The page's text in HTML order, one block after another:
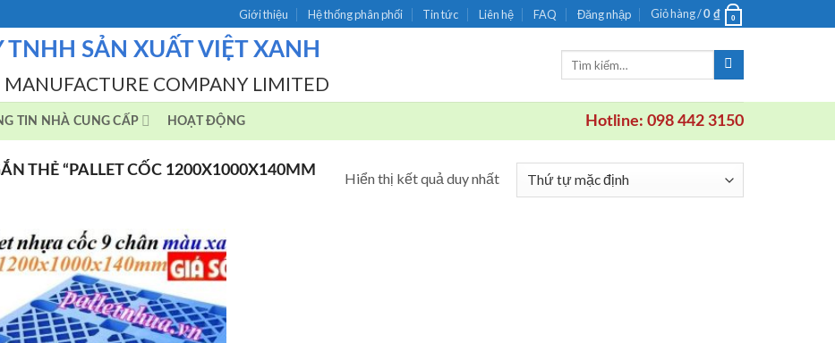
Giới thiệu Hệ thống phân phối Tin tức Liên hệ FAQ Đăng nhập Giỏ hàng /0 ₫ 0
TNHH SẢN XUẤT VIỆT XANH
COMPANY LIMITED
TIN NHÀ CUNG CẤP HOẠT ĐỘNG Hotline: 098 442 3150
THẺ “PALLET CỐC 1200X1000X140MM
Hiển thị kết quả duy nhất